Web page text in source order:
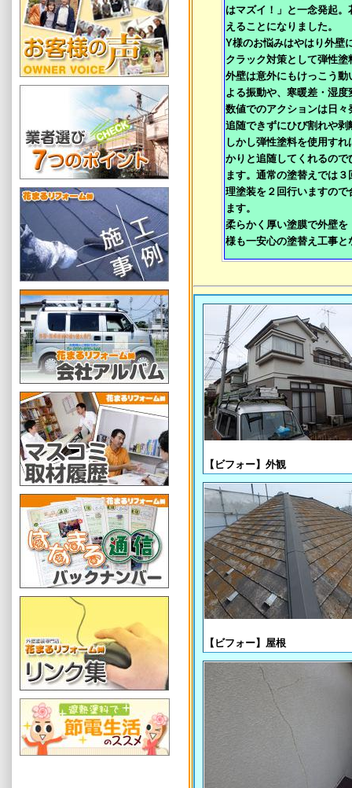
はマズイ！」と一念発起
えることになりました。
Y様のお悩みはやはり外壁
クラック対策として弾性
外壁は意外にもけっこう
よる振動や、寒暖差・湿
数値でのアクションは日
追随できずにひび割れや
しかし弾性塗料を使用す
かりと追随してくれるの
ます。通常の塗替えでは
理塗装を２回行いますの
ます。
柔らかく厚い塗膜で外壁
様も一安心の塗替え工事と
【ビフォー】外観
【ビフォー】屋根